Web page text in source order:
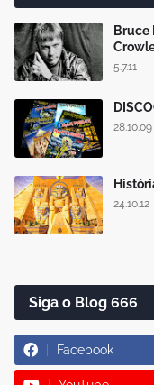
Bruce
5.7.11
28.10.09
24.10.12
Siga o Blog 666
Facebook